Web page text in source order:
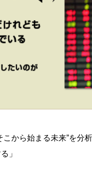
こから始まる未来”を分
」